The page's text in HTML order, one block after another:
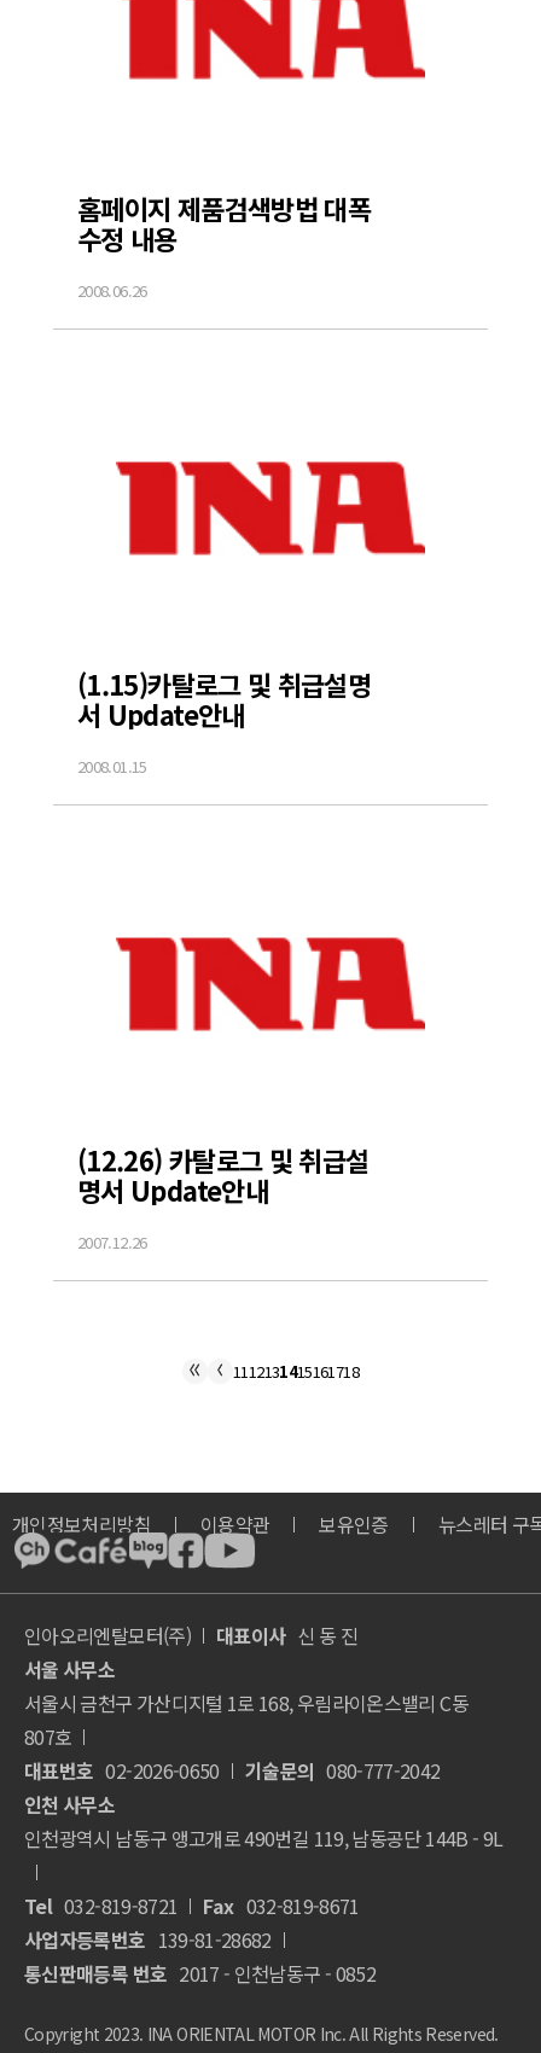
홈페이지 제품검색방법 대폭
수정 내용
2008.06.26
(1.15)카탈로그 및 취급설명
서 Update안내
2008.01.15
(12.26) 카탈로그 및 취급설
명서 Update안내
2007.12.26
11 12131415161718
개인정보처리방침 이용약관 보유인증 뉴스레터 구
인아오리엔탈모터(주) 대표이사 신 동 진
서울 사무소
서울시 금천구 가산디지털 1로 168, 우림라이온스밸리 C동
807호
대표번호 02-2026-0650 기술문의 080-777-2042
인천 사무소
인천광역시 남동구 앵고개로 490번길 119, 남동공단 144B - 9L
Tel 032-819-8721 Fax 032-819-8671
사업자등록번호 139-81-28682
통신판매등록 번호 2017 - 인천남동구 - 0852
Copyright 2023. INA ORIENTAL MOTOR Inc. All Rights Reserved.